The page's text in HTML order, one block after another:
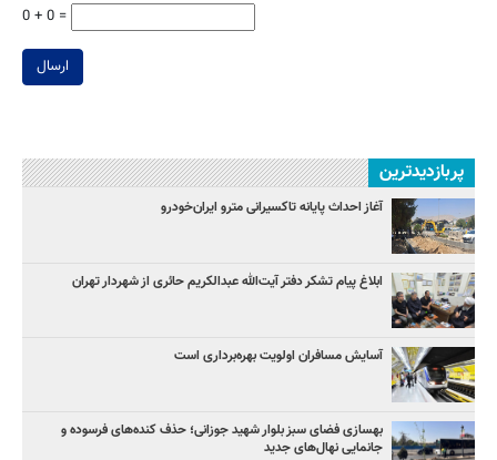
0 + 0 =
ارسال
پربازدیدترین
آغاز احداث پایانه تاکسیرانی مترو ایران‌خودرو
ابلاغ پیام تشکر دفتر آیت‌الله عبدالکریم حائری از شهردار تهران
آسایش مسافران اولویت بهره‌برداری است
بهسازی فضای سبز بلوار شهید جوزانی؛ حذف کنده‌های فرسوده و
جانمایی نهال‌های جدید